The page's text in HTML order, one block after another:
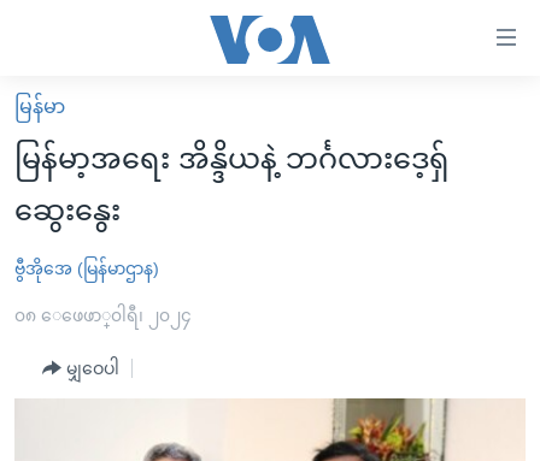
လွယ်ကူ
စေ
Link
များ
ပင်မ
မူလစာမျက်နှာ
မြန်မာ
ကမ္ဘာ့သတင်းများ
နိုင်ငံတကာ
အစ္စရေး-ပါလက်စတိုင်း
ဗွီဒီယို
သတင်းလွတ်လပ်ခွင့်
အင်္ဂလိပ်စာလေ့လာမယ်
မြန်မာ
မြန်မာ့အရေး အိန္ဒိယနဲ့ ဘင်္ဂလားဒေ့ရှ်
ဆွေးနွေး
ဗွီအိုအေ (မြန်မာဌာန)
၀၈ ေဖေဖာ္၀ါရီ၊ ၂၀၂၄
မျှဝေပါ